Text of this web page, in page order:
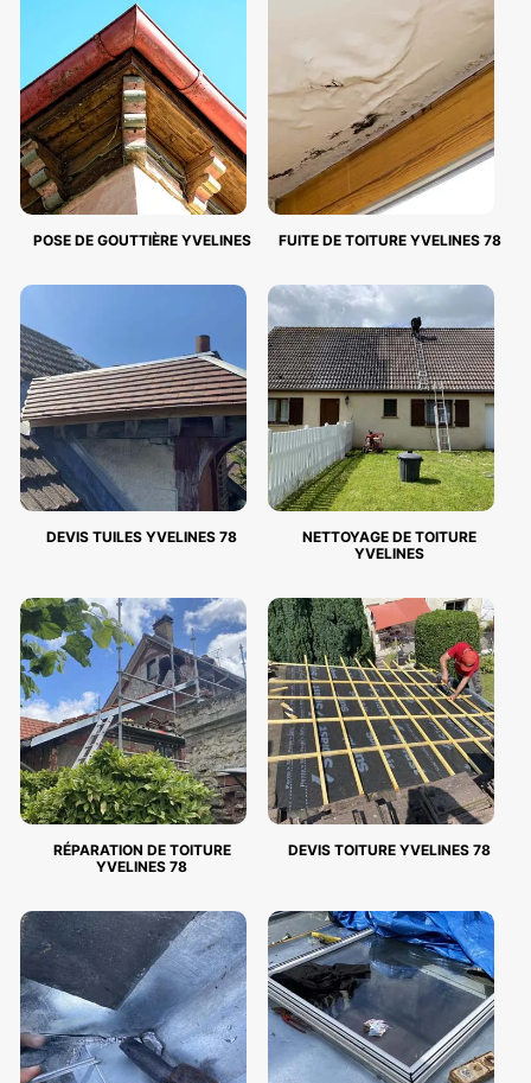
POSE DE GOUTTIÈRE YVELINES FUITE DE TOITURE YVELINES 78
DEVIS TUILES YVELINES 78
NETTOYAGE DE TOITURE
YVELINES
RÉPARATION DE TOITURE
YVELINES 78
DEVIS TOITURE YVELINES 78